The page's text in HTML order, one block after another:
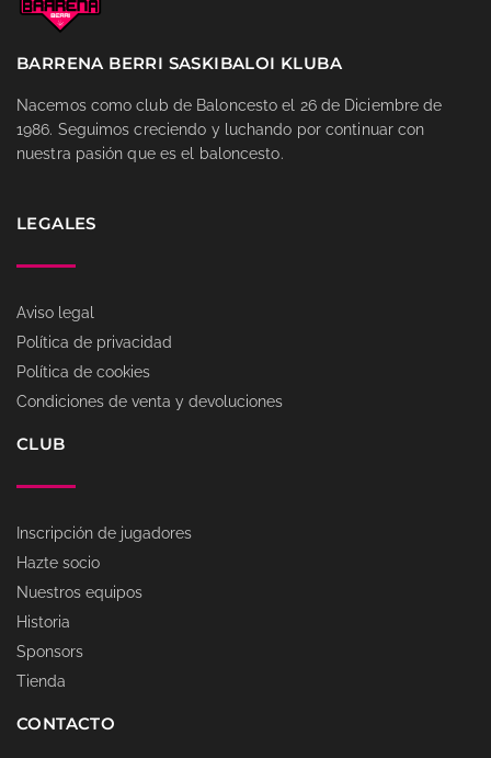
BARRENA BERRI SASKIBALOI KLUBA
Nacemos como club de Baloncesto el 26 de Diciembre de
1986. Seguimos creciendo y luchando por continuar con
nuestra pasión que es el baloncesto.
LEGALES
Aviso legal
Política de privacidad
Política de cookies
Condiciones de venta y devoluciones
CLUB
Inscripción de jugadores
Hazte socio
Nuestros equipos
Historia
Sponsors
Tienda
CONTACTO